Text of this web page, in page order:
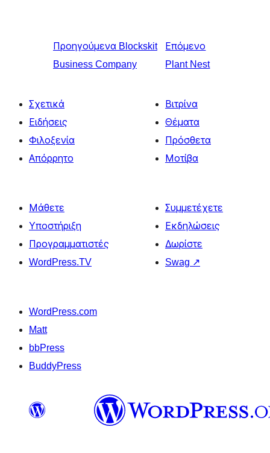
Προηγούμενα Blockskit
Business Company
Επόμενο
Plant Nest
Σχετικά
Ειδήσεις
Φιλοξενία
Απόρρητο
Βιτρίνα
Θέματα
Πρόσθετα
Μοτίβα
Μάθετε
Υποστήριξη
Προγραμματιστές
WordPress.TV
Συμμετέχετε
Εκδηλώσεις
Δωρίστε
Swag ↗
WordPress.com
Matt
bbPress
BuddyPress